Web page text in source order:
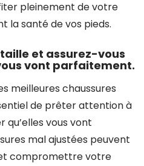
pleinement de votre
la santé de vos pieds.
et assurez-vous
vont parfaitement.
meilleures chaussures
de prêter attention à
qu’elles vous vont
mal ajustées peuvent
compromettre votre